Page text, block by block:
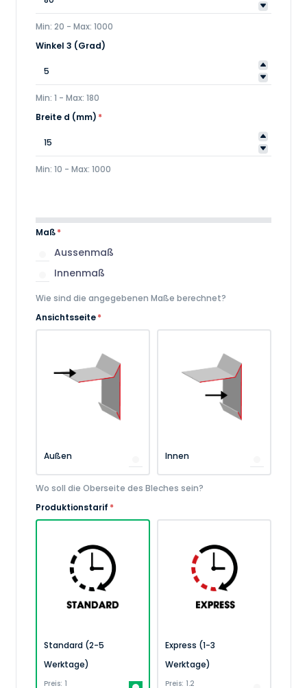
Min: 20 - Max: 1000
Winkel 3 (Grad)
Min: 1 - Max: 180
Breite d (mm) *
Min: 10 - Max: 1000
Maß*
Aussenmaß
Innenmaß
Wie sind die angegebenen Maße berechnet?
Ansichtsseite*
Außen Innen
Wo soll die Oberseite des Bleches sein?
Produktionstarif *
Standard (2-5
Werktage)
Preis: 1
Express (1-3
Werktage)
Preis: 1.2